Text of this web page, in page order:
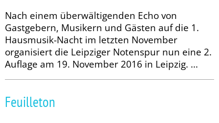
Nach einem überwältigenden Echo von
Gastgebern, Musikern und Gästen auf die 1.
Hausmusik-Nacht im letzten November
organisiert die Leipziger Notenspur nun eine 2.
Auflage am 19. November 2016 in Leipzig. ...
Feuilleton